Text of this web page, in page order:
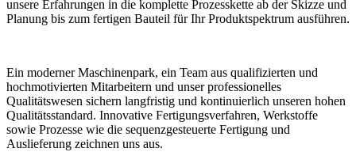
unsere Erfahrungen in die komplette Prozesskette ab der Skizze und
Planung bis zum fertigen Bauteil für Ihr Produktspektrum ausführen.
Ein moderner Maschinenpark, ein Team aus qualifizierten und
hochmotivierten Mitarbeitern und unser professionelles
Qualitätswesen sichern langfristig und kontinuierlich unseren hohen
Qualitätsstandard. Innovative Fertigungsverfahren, Werkstoffe
sowie Prozesse wie die sequenzgesteuerte Fertigung und
Auslieferung zeichnen uns aus.